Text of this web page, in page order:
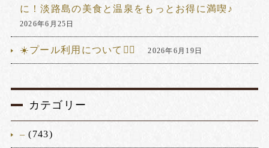
に！淡路島の美食と温泉をもっとお得に満喫♪
2026年6月25日
☀️プール利用について🏊‍♂️ 2026年6月19日
カテゴリー
– (743)